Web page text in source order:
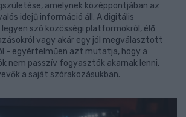
amelynek középpontjában az
idejű információ áll. A digitális
szó közösségi platformokról, élő
vagy akár egy jól megválasztott
- egyértelműen azt mutatja, hogy a
nem passzív fogyasztók akarnak lenni,
a saját szórakozásukban.